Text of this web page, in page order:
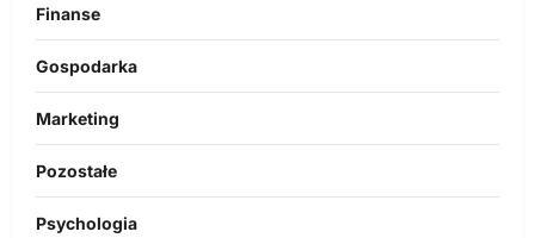
Finanse
Gospodarka
Marketing
Pozostałe
Psychologia